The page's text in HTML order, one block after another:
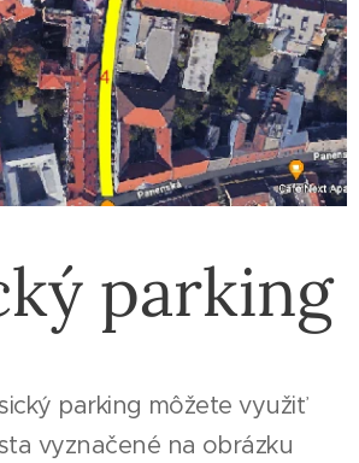
parking
parking môžete využiť
vyznačené na obrázku